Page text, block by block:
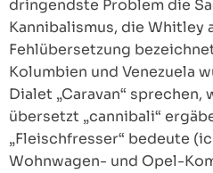
dringendste Problem die
Kannibalismus, die Whitley
Fehlübersetzung
Kolumbien und Venezuela
Dialet „Caravan“ sprechen,
übersetzt „cannibali“
„Fleischfresser“ bedeute
Wohnwagen- und Opel-